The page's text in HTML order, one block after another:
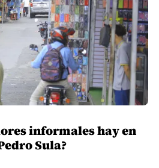
informales hay en
Sula?